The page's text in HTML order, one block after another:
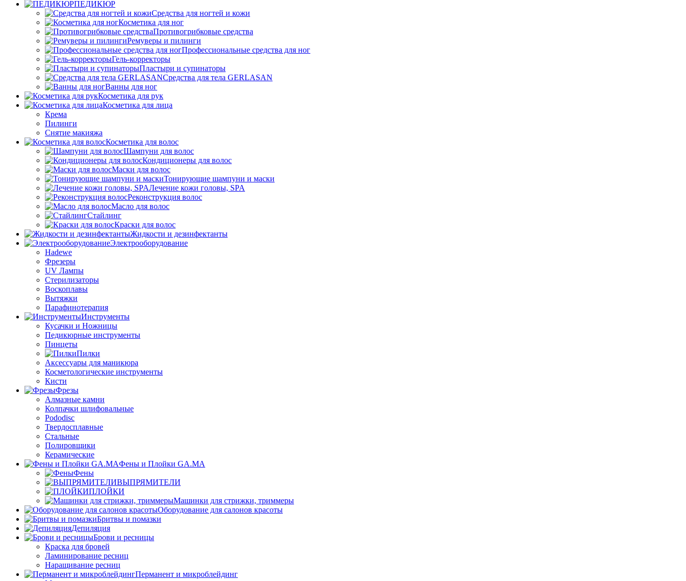
ПЕДИКЮР
Средства для ногтей и кожи
Косметика для ног
Противогрибковые средства
Ремуверы и пилинги
Профессиональные средства для ног
Гель-корректоры
Пластыри и супинаторы
Средства для тела GERLASAN
Ванны для ног
Косметика для рук
Косметика для лица
Крема
Пилинги
Снятие макияжа
Косметика для волос
Шампуни для волос
Кондиционеры для волос
Маски для волос
Тонирующие шампуни и маски
Лечение кожи головы, SPA
Реконструкция волос
Масло для волос
Стайлинг
Краски для волос
Жидкости и дезинфектанты
Электрооборудование
Hadewe
Фрезеры
UV Лампы
Стерилизаторы
Воскоплавы
Вытяжки
Парафинотерапия
Инструменты
Кусачки и Ножницы
Педикюрные инструменты
Пинцеты
Пилки
Аксессуары для маникюра
Косметологические инструменты
Кисти
Фрезы
Алмазные камни
Колпачки шлифовальные
Pododisc
Твердосплавные
Стальные
Полировщики
Керамические
Фены и Плойки GA.MA
Фены
ВЫПРЯМИТЕЛИ
ПЛОЙКИ
Машинки для стрижки, триммеры
Оборудование для салонов красоты
Бритвы и помазки
Депиляция
Брови и ресницы
Краска для бровей
Ламинирование ресниц
Наращивание ресниц
Перманент и микроблейдинг